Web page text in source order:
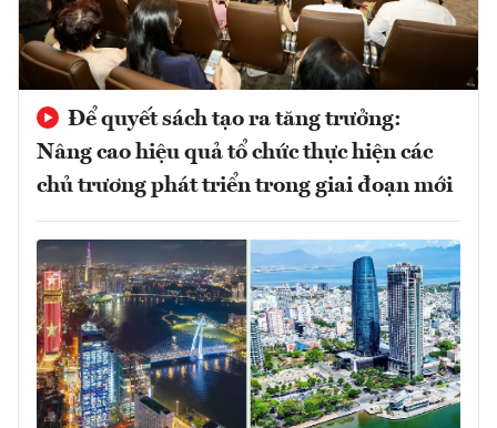
Để quyết sách tạo ra tăng trưởng:
Nâng cao hiệu quả tổ chức thực hiện các
chủ trương phát triển trong giai đoạn mới